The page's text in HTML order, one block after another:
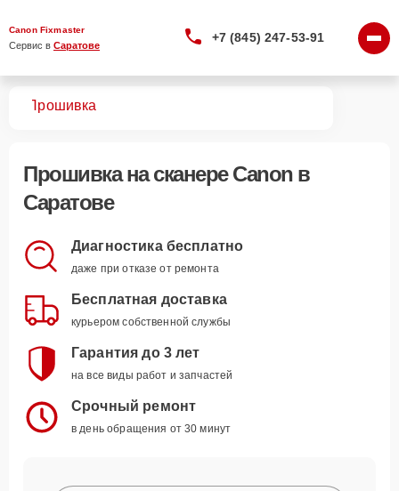
Canon Fixmaster
Сервис в Саратове
+7 (845) 247-53-91
Прошивка
Прошивкана сканере Canon в
Саратове
Диагностика бесплатно
даже при отказе от ремонта
Бесплатная доставка
курьером собственной службы
Гарантия до 3 лет
на все виды работ и запчастей
Срочный ремонт
в день обращения от 30 минут